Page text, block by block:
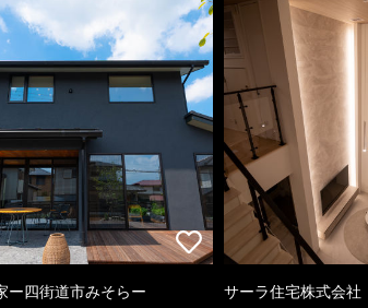
ー四街道市みそらー サーラ住宅株式会